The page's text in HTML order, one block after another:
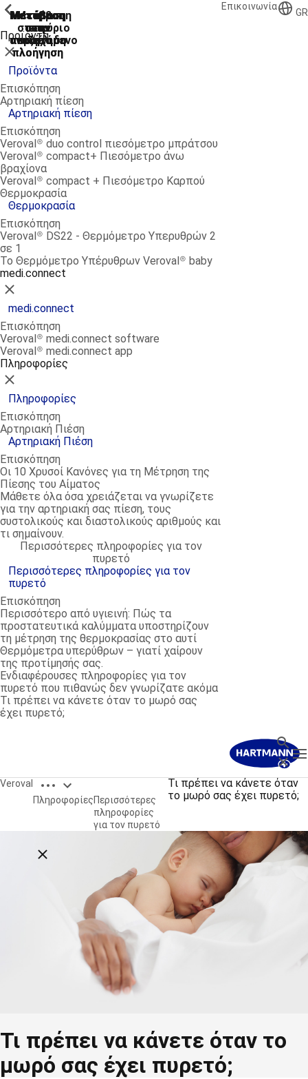
Μετάβαση
στην
αναζήτηση
Μετάβαση
στην
κύρια
πλοήγηση
Μετάβαση
στην
κύρια
πλοήγηση
Μετάβαση
στο κύριο
περιεχόμενο
Μετάβαση
στο
υποσέλιδο
Επικοινωνία
GR
Προϊόντα
ShowPrevious
Κλείσιμο
Προϊόντα
Επισκόπηση
Αρτηριακή πίεση
ShowPrevious
Αρτηριακή πίεση
Επισκόπηση
Veroval® duo control πιεσόμετρο μπράτσου
Veroval® compact+ Πιεσόμετρο άνω
βραχίονα
Veroval® compact + Πιεσόμετρο Καρπού
Θερμοκρασία
ShowPrevious
Θερμοκρασία
Επισκόπηση
Veroval® DS22 - Θερμόμετρο Υπερυθρών 2
σε 1
Το Θερμόμετρο Υπέρυθρων Veroval® baby
medi.connect
ShowPrevious
Κλείσιμο
medi.connect
Επισκόπηση
Veroval® medi.connect software
Veroval® medi.connect app
Πληροφορίες
ShowPrevious
Κλείσιμο
Πληροφορίες
Επισκόπηση
Αρτηριακή Πιέση
ShowPrevious
Αρτηριακή Πιέση
Επισκόπηση
Οι 10 Χρυσοί Κανόνες για τη Μέτρηση της
Πίεσης του Αίματος
Μάθετε όλα όσα χρειάζεται να γνωρίζετε
για την αρτηριακή σας πίεση, τους
συστολικούς και διαστολικούς αριθμούς και
τι σημαίνουν.
Περισσότερες πληροφορίες για τον
πυρετό
ShowPrevious
Περισσότερες πληροφορίες για τον
πυρετό
Επισκόπηση
Περισσότερο από υγιεινή: Πώς τα
προστατευτικά καλύμματα υποστηρίζουν
τη μέτρηση της θερμοκρασίας στο αυτί
Θερμόμετρα υπερύθρων – γιατί χαίρουν
της προτίμησής σας.
Ενδιαφέρουσες πληροφορίες για τον
πυρετό που πιθανώς δεν γνωρίζατε ακόμα
Τι πρέπει να κάνετε όταν το μωρό σας
έχει πυρετό;
Όρος
Veroval Open breadcrumbs
Close breadcrumbs
ΠληροφορίεςΠερισσότερες
πληροφορίες
για τον πυρετό
Τι πρέπει να κάνετε όταν
το μωρό σας έχει πυρετό;
Τι πρέπει να κάνετε όταν το
μωρό σας έχει πυρετό;